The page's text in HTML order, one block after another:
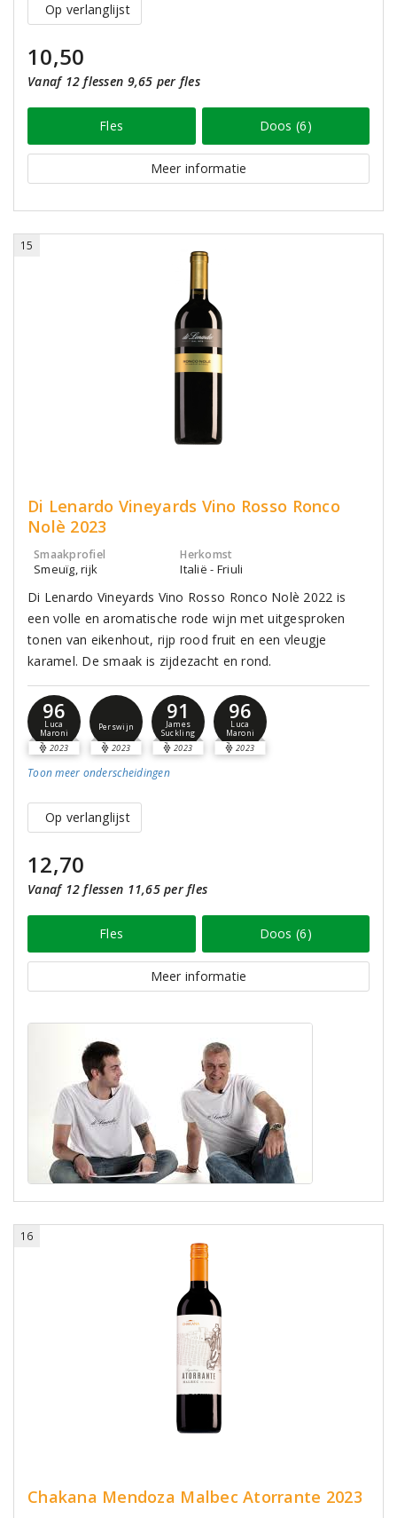
Op verlanglijst
10,50
Vanaf 12 flessen 9,65 per fles
Fles Doos (6)
Meer informatie
15
Di Lenardo Vineyards Vino Rosso Ronco
Nolè 2023
Smaakprofiel
Smeuïg, rijk
Herkomst
Italië - Friuli
Di Lenardo Vineyards Vino Rosso Ronco Nolè 2022 is
een volle en aromatische rode wijn met uitgesproken
tonen van eikenhout, rijp rood fruit en een vleugje
karamel. De smaak is zijdezacht en rond.
96
Luca
Maroni
2023
Perswijn
2023
91
James
Suckling
2023
96
Luca
Maroni
2023
Toon meer onderscheidingen
Op verlanglijst
12,70
Vanaf 12 flessen 11,65 per fles
Fles Doos (6)
Meer informatie
16
Chakana Mendoza Malbec Atorrante 2023